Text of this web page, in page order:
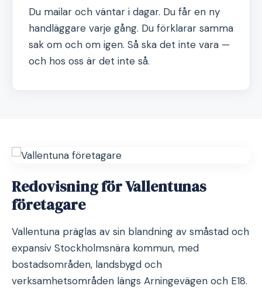
Du mailar och väntar i dagar. Du får en ny
handläggare varje gång. Du förklarar samma
sak om och om igen. Så ska det inte vara —
och hos oss är det inte så.
Redovisning för Vallentunas
företagare
Vallentuna präglas av sin blandning av småstad och
expansiv Stockholmsnära kommun, med
bostadsområden, landsbygd och
verksamhetsområden längs Arningevägen och E18.